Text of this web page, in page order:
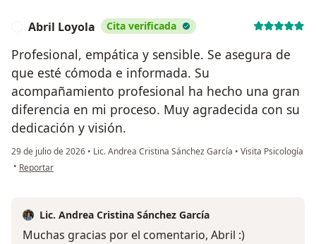
Abril Loyola Cita verificada
Profesional, empática y sensible. Se asegura de
que esté cómoda e informada. Su
acompañamiento profesional ha hecho una gran
diferencia en mi proceso. Muy agradecida con su
dedicación y visión.
29 de julio de 2026 • Lic. Andrea Cristina Sánchez García • Visita Psicología
• en opinión del usuario Abril Loyola
Reportar
Lic. Andrea Cristina Sánchez García
Muchas gracias por el comentario, Abril :)